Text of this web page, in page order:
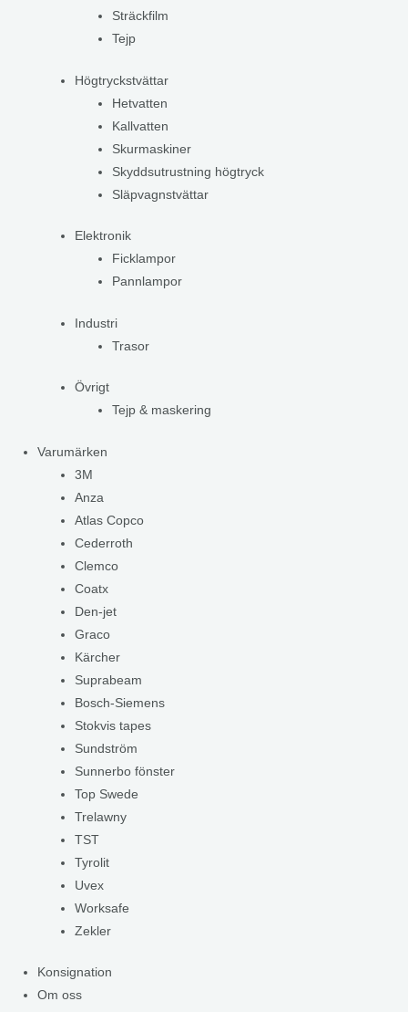
Sträckfilm
Tejp
Högtryckstvättar
Hetvatten
Kallvatten
Skurmaskiner
Skyddsutrustning högtryck
Släpvagnstvättar
Elektronik
Ficklampor
Pannlampor
Industri
Trasor
Övrigt
Tejp & maskering
Varumärken
3M
Anza
Atlas Copco
Cederroth
Clemco
Coatx
Den-jet
Graco
Kärcher
Suprabeam
Bosch-Siemens
Stokvis tapes
Sundström
Sunnerbo fönster
Top Swede
Trelawny
TST
Tyrolit
Uvex
Worksafe
Zekler
Konsignation
Om oss